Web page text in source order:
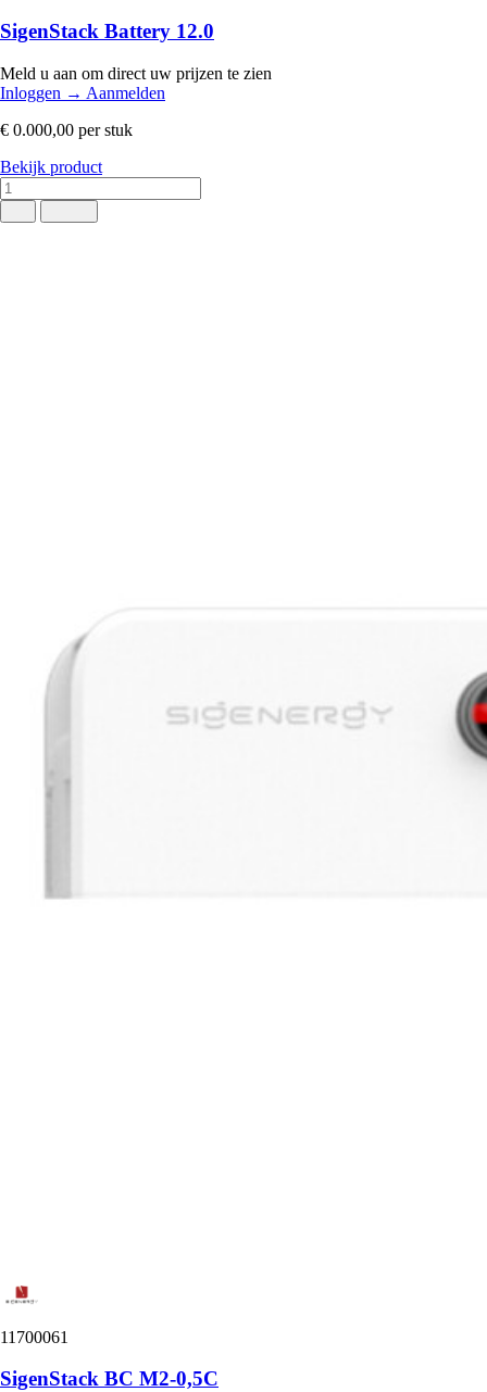
SigenStack Battery 12.0
Meld u aan om direct uw prijzen te zien
Inloggen → Aanmelden
€ 0.000,00 per stuk
Bekijk product
11700061
SigenStack BC M2-0,5C